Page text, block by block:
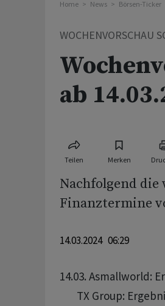
Home News Börsen-Ticker
WOCHENVORSCHAU
ab
Teilen Merken
Nachfolgend die
Finanztermine
14.03.2024 06:29
14.03. Asmallworld:
TX Group: